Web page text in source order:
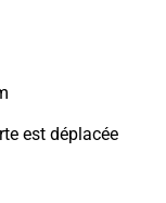
est déplacée